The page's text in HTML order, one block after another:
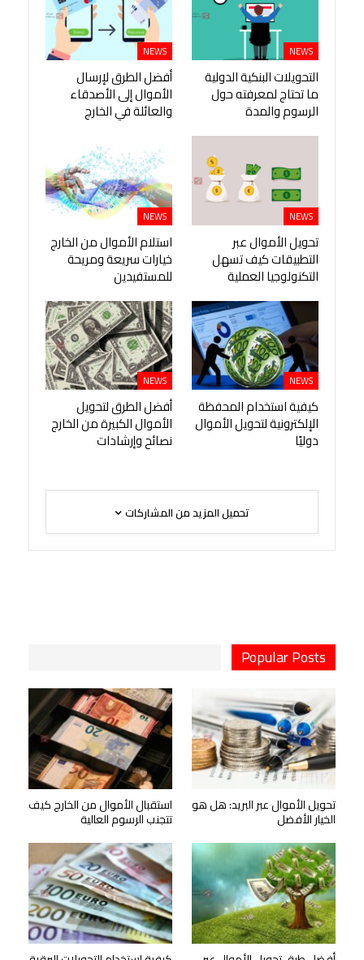
NEWS
التحويلات البنكية الدولية
ما تحتاج لمعرفته حول
الرسوم والمدة
NEWS
أفضل الطرق لإرسال
الأموال إلى الأصدقاء
والعائلة في الخارج
NEWS
تحويل الأموال عبر
التطبيقات كيف تسهل
التكنولوجيا العملية
NEWS
استلام الأموال من الخارج
خيارات سريعة ومريحة
للمستفيدين
NEWS
كيفية استخدام المحفظة
الإلكترونية لتحويل الأموال
دوليًا
NEWS
أفضل الطرق لتحويل
الأموال الكبيرة من الخارج
نصائح وإرشادات
تحميل المزيد من المشاركات
Popular Posts
تحويل الأموال عبر البريد: هل هو
الخيار الأفضل
استقبال الأموال من الخارج كيف
تتجنب الرسوم العالية